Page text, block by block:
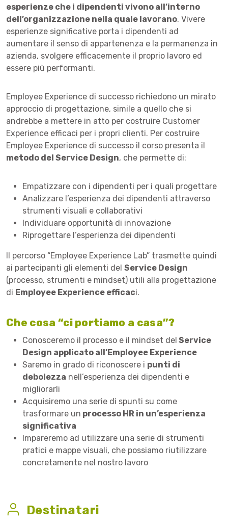
esperienze che i dipendenti vivono all’interno
dell’organizzazione nella quale lavorano. Vivere
esperienze significative porta i dipendenti ad
aumentare il senso di appartenenza e la permanenza in
azienda, svolgere efficacemente il proprio lavoro ed
essere più performanti.
Employee Experience di successo richiedono un mirato
approccio di progettazione, simile a quello che si
andrebbe a mettere in atto per costruire Customer
Experience efficaci per i propri clienti. Per costruire
Employee Experience di successo il corso presenta il
metodo del Service Design, che permette di:
Empatizzare con i dipendenti per i quali progettare
Analizzare l’esperienza dei dipendenti attraverso
strumenti visuali e collaborativi
Individuare opportunità di innovazione
Riprogettare l’esperienza dei dipendenti
Il percorso “Employee Experience Lab” trasmette quindi
ai partecipanti gli elementi del Service Design
(processo, strumenti e mindset) utili alla progettazione
di Employee Experience efficaci.
Che cosa “ci portiamo a casa”?
Conosceremo il processo e il mindset del Service
Design applicato all’Employee Experience
Saremo in grado di riconoscere i punti di
debolezza nell’esperienza dei dipendenti e
migliorarli
Acquisiremo una serie di spunti su come
trasformare un processo HR in un’esperienza
significativa
Impareremo ad utilizzare una serie di strumenti
pratici e mappe visuali, che possiamo riutilizzare
concretamente nel nostro lavoro
Destinatari